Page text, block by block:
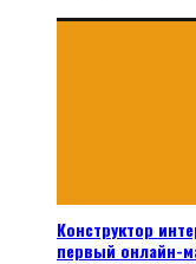
Конструктор
первый онлайн-